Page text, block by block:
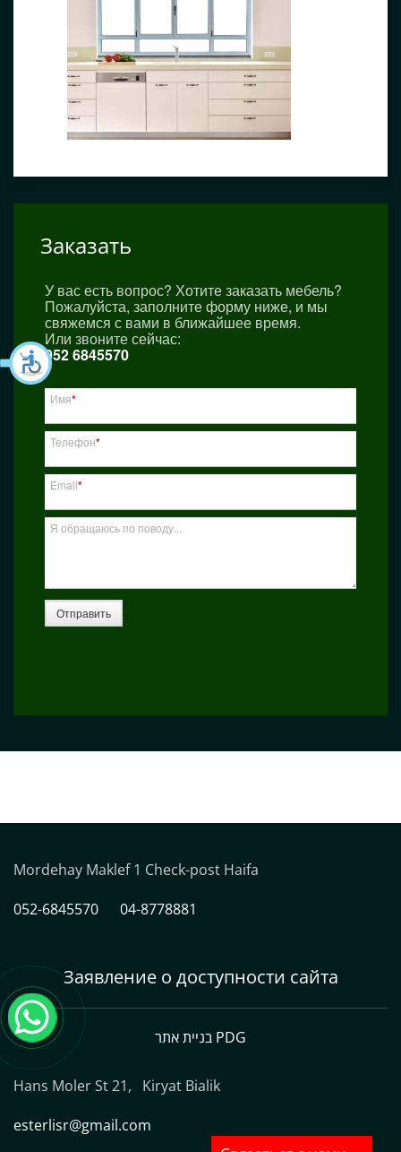
Заказать
У вас есть вопрос? Хотите заказать мебель?
Пожалуйста, заполните форму ниже, и мы
свяжемся с вами в ближайшее время.
Или звоните сейчас:
052 6845570
Имя*
Телефон*
Email*
Я обращаюсь по поводу...
Отправить
Mordehay Maklef 1 Check-post Haifa
052-6845570
04-8778881
Заявление о доступности сайта
בניית אתר PDG
Hans Moler St 21, Kiryat Bialik
esterlisr@gmail.com